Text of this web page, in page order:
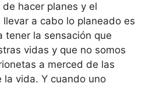
hacer planes y el
llevar a cabo lo planeado es
tener la sensación que
vidas y que no somos
a merced de las
la vida. Y cuando uno